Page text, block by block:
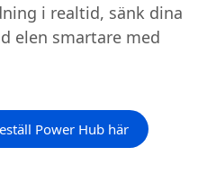
i realtid, sänk dina
elen smartare med
Power Hub här